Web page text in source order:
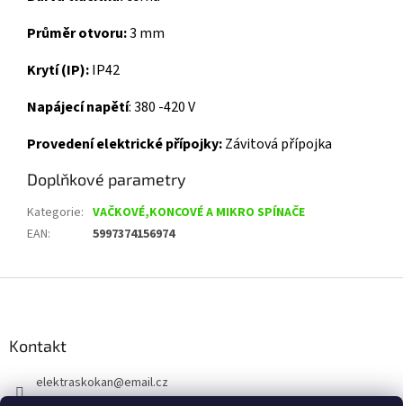
Průměr otvoru:3 mm
Krytí (IP):IP42
Napájecí napětí:380 -420 V
Provedení elektrické přípojky:Závitová přípojka
Doplňkové parametry
Kategorie: VAČKOVÉ,KONCOVÉ A MIKRO SPÍNAČE
EAN: 5997374156974
Kontakt
elektraskokan@email.cz